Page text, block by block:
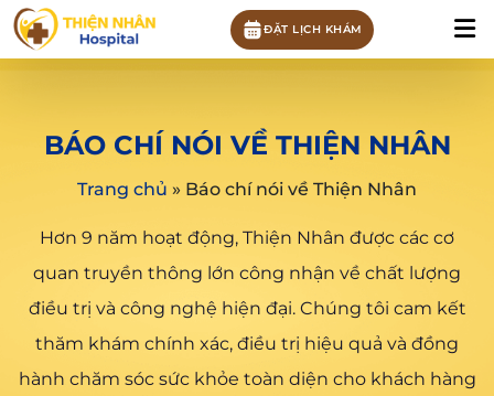
ĐẶT LỊCH KHÁM
BÁO CHÍ NÓI VỀ THIỆN NHÂN
Trang chủ » Báo chí nói về Thiện Nhân
Hơn 9 năm hoạt động, Thiện Nhân được các cơ
quan truyền thông lớn công nhận về chất lượng
điều trị và công nghệ hiện đại. Chúng tôi cam kết
thăm khám chính xác, điều trị hiệu quả và đồng
hành chăm sóc sức khỏe toàn diện cho khách hàng